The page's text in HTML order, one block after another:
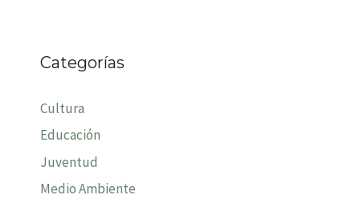
Categorías
Cultura
Educación
Juventud
Medio Ambiente